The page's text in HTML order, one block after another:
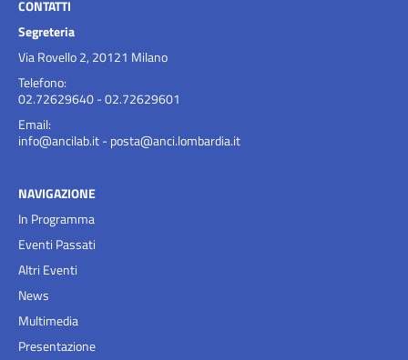
CONTATTI
Segreteria
Via Rovello 2, 20121 Milano
Telefono:
02.72629640 - 02.72629601
Email:
info@ancilab.it- posta@anci.lombardia.it
NAVIGAZIONE
In Programma
Eventi Passati
Altri Eventi
News
Multimedia
Presentazione